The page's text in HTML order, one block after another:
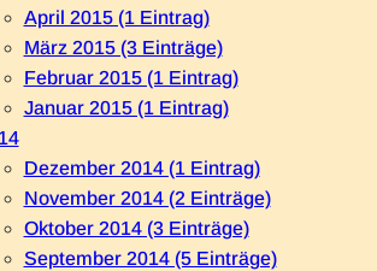
April 2015 (1 Eintrag)
März 2015 (3 Einträge)
Februar 2015 (1 Eintrag)
Januar 2015 (1 Eintrag)
Dezember 2014 (1 Eintrag)
November 2014 (2 Einträge)
Oktober 2014 (3 Einträge)
September 2014 (5 Einträge)